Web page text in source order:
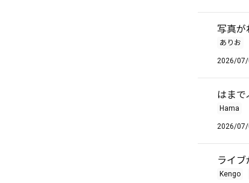
写真が
ありお
2026/07/
はま
Hama
2026/
ライブ
Kengo